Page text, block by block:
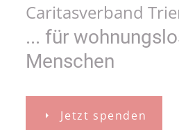
Caritasverband
... für
Menschen
Jetzt spenden